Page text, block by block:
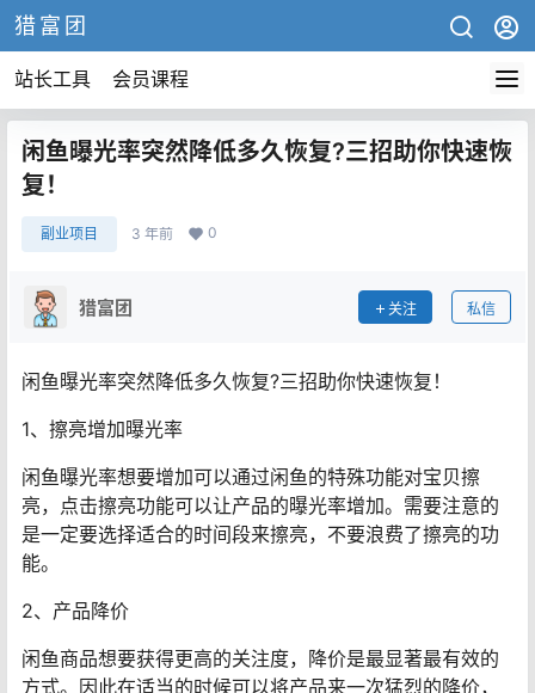
猎富团
站长工具 会员课程
闲鱼曝光率突然降低多久恢复?三招助你快速恢
复！
副业项目 3 年前 0
猎富团 关注 私信
闲鱼曝光率突然降低多久恢复?三招助你快速恢复！
1、擦亮增加曝光率
闲鱼曝光率想要增加可以通过闲鱼的特殊功能对宝贝擦
亮，点击擦亮功能可以让产品的曝光率增加。需要注意的
是一定要选择适合的时间段来擦亮，不要浪费了擦亮的功
能。
2、产品降价
闲鱼商品想要获得更高的关注度，降价是最显著最有效的
方式。因此在适当的时候可以将产品来一次猛烈的降价，